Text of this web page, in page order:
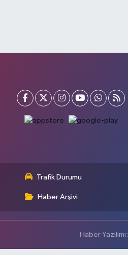
Trafik Durumu
Haber Arşivi
Haber Yazılımı: